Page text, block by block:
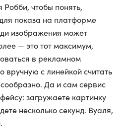
Робби, чтобы понять,
показа на платформе
изображения может
— это тот максимум,
в рекламном
вручную с линейкой считать
Да и сам сервис
загружаете картинку
несколько секунд. Вуаля,